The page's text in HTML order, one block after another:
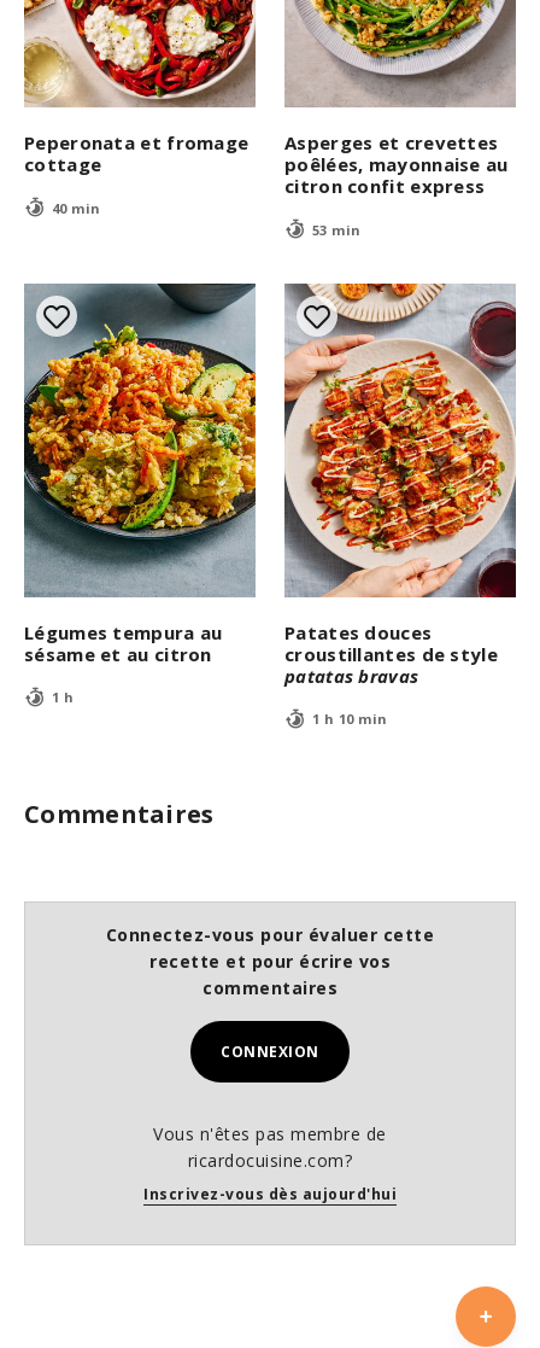
Peperonata et fromage
cottage
40 min
Asperges et crevettes
poêlées, mayonnaise au
citron confit express
53 min
Légumes tempura au
sésame et au citron
1 h
Patates douces
croustillantes de style
patatas bravas
1 h 10 min
Commentaires
Connectez-vous pour évaluer cette
recette et pour écrire vos
commentaires
CONNEXION
Vous n'êtes pas membre de
ricardocuisine.com?
Inscrivez-vous dès aujourd'hui